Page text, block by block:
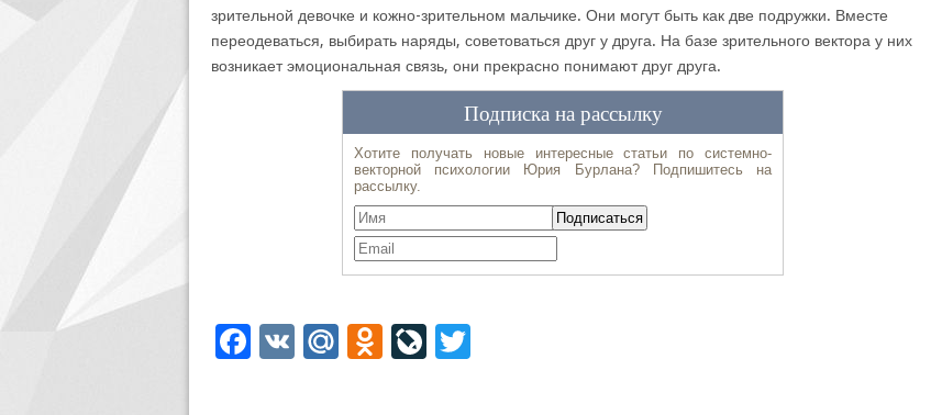
зрительной девочке и кожно-зрительном мальчике. Они могут быть как две подружки. Вместе
переодеваться, выбирать наряды, советоваться друг у друга. На базе зрительного вектора у них
возникает эмоциональная связь, они прекрасно понимают друг друга.
Facebook
VK Mail.Ru Odnoklassniki
LiveJournal